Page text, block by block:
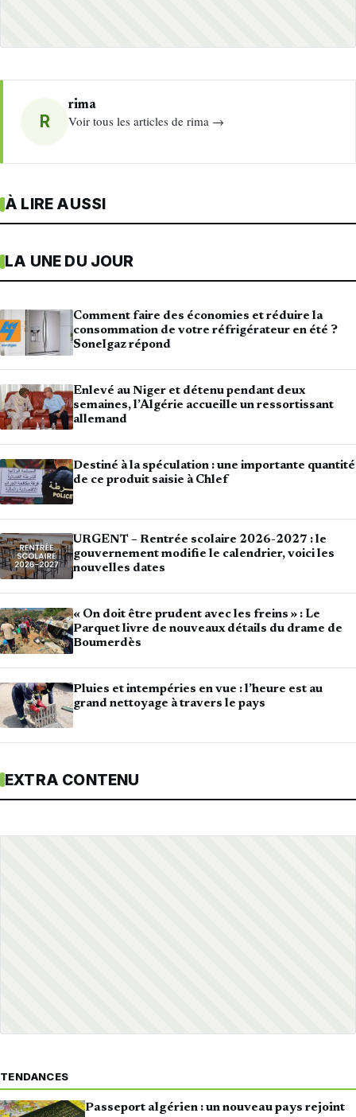
R
rima
Voir tous les articles de rima →
À LIRE AUSSI
LA UNE DU JOUR
Comment faire des économies et réduire la
consommation de votre réfrigérateur en été ?
Sonelgaz répond
Enlevé au Niger et détenu pendant deux
semaines, l’Algérie accueille un ressortissant
allemand
Destiné à la spéculation : une importante quantité
de ce produit saisie à Chlef
URGENT – Rentrée scolaire 2026-2027 : le
gouvernement modifie le calendrier, voici les
nouvelles dates
« On doit être prudent avec les freins » : Le
Parquet livre de nouveaux détails du drame de
Boumerdès
Pluies et intempéries en vue : l’heure est au
grand nettoyage à travers le pays
EXTRA CONTENU
TENDANCES
Passeport algérien : un nouveau pays rejoint